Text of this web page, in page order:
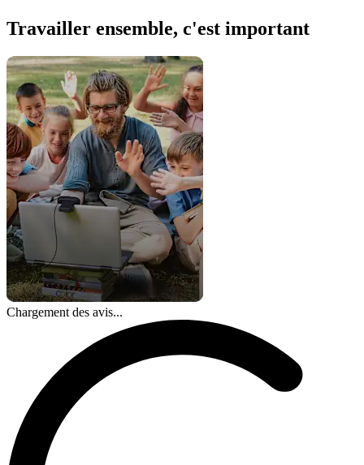
Travailler ensemble, c'est important
Chargement des avis...